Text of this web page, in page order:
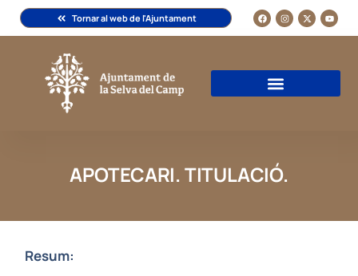
Tornar al web de l'Ajuntament
APOTECARI. TITULACIÓ.
Resum: